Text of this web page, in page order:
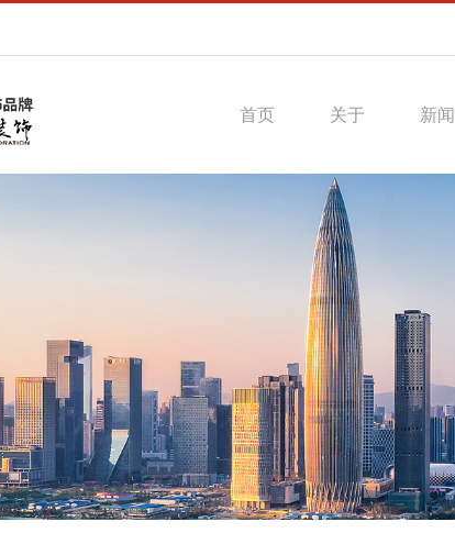
首页 关于 新闻